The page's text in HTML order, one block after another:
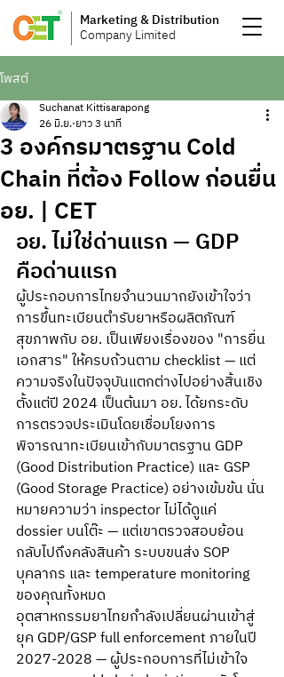
Marketing & Distribution
Company Limited
โพสต์
3 องค์กรมาตรฐาน Cold
Chain ที่ต้อง Follow ก่อนยื่น
อย. | CET
Suchanat Kittisarapong
26 มิ.ย. ยาว 3 นาที
อย. ไม่ใช่ด่านแรก — GDP
คือด่านแรก
ผู้ประกอบการไทยจำนวนมากยังเข้าใจว่า
การขึ้นทะเบียนตำรับยาหรือผลิตภัณฑ์
สุขภาพกับ อย. เป็นเพียงเรื่องของ "การยื่น
เอกสาร" ให้ครบถ้วนตาม checklist — แต่
ความจริงในปัจจุบันแตกต่างไปอย่างสิ้นเชิง
ตั้งแต่ปี 2024 เป็นต้นมา อย. ได้ยกระดับ
การตรวจประเมินโดยเชื่อมโยงการ
พิจารณาทะเบียนเข้ากับมาตรฐาน GDP
(Good Distribution Practice) และ GSP
(Good Storage Practice) อย่างเข้มข้น นั่น
หมายความว่า inspector ไม่ได้ดูแค่
dossier บนโต๊ะ — แต่เขาตรวจสอบย้อน
กลับไปถึงคลังสินค้า ระบบขนส่ง SOP
บุคลากร และ temperature monitoring
ของคุณทั้งหมด
อุตสาหกรรมยาไทยกำลังเปลี่ยนผ่านเข้าสู่
ยุค GDP/GSP full enforcement ภายในปี
2027-2028 — ผู้ประกอบการที่ไม่เข้าใจ